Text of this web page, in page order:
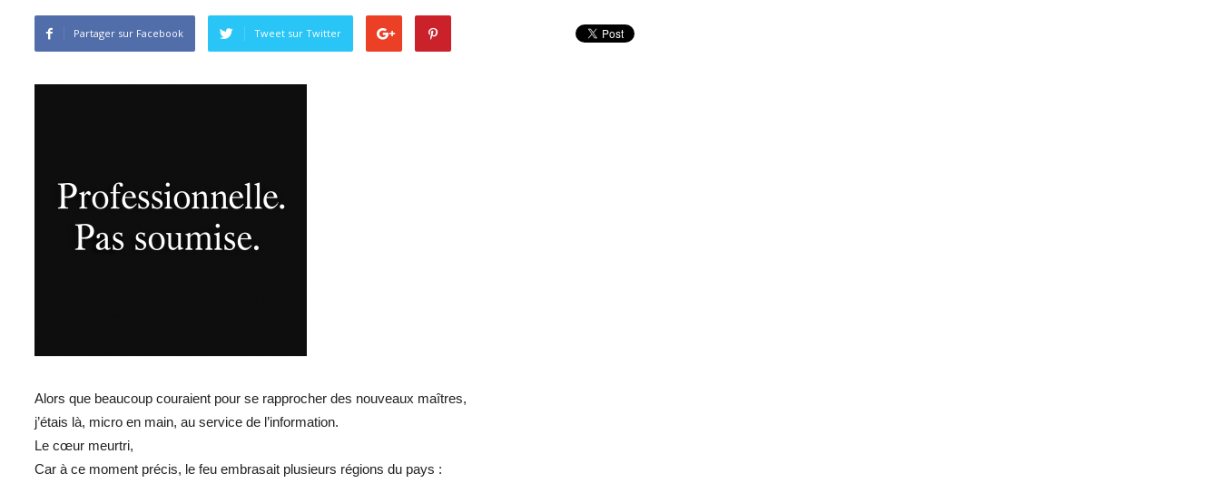
Partager sur Facebook Tweet sur ​​Twitter
Alors que beaucoup couraient pour se rapprocher des nouveaux maîtres,
j’étais là, micro en main, au service de l’information.
Le cœur meurtri,
Car à ce moment précis, le feu embrasait plusieurs régions du pays :